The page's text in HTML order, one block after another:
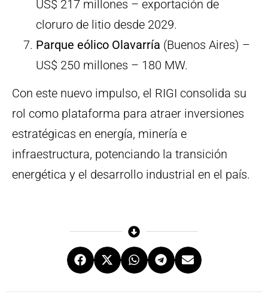
US$ 217 millones – exportación de
cloruro de litio desde 2029.
Parque eólico Olavarría (Buenos Aires) –
US$ 250 millones – 180 MW.
Con este nuevo impulso, el RIGI consolida su
rol como plataforma para atraer inversiones
estratégicas en energía, minería e
infraestructura, potenciando la transición
energética y el desarrollo industrial en el país.